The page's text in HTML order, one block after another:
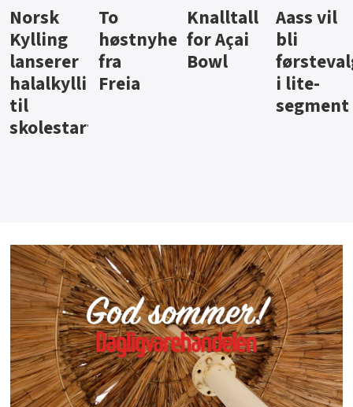
Knalltall
for Açai
Bowl
Aass vil
bli
førstevalg
i lite-
Brus og
jus fra
Berentsen
Hard
iste fra
Hansa